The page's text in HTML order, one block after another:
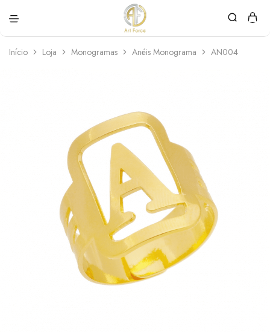
Force
personalizadas
Início Loja Monogramas Anéis Monograma AN004